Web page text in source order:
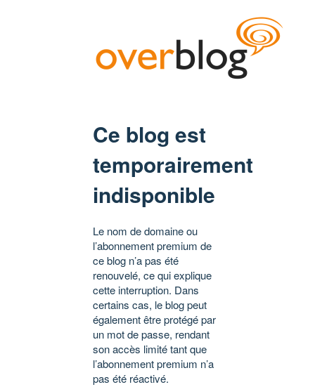
Ce blog est
temporairement
indisponible
Le nom de domaine ou
l’abonnement premium de
ce blog n’a pas été
renouvelé, ce qui explique
cette interruption. Dans
certains cas, le blog peut
également être protégé par
un mot de passe, rendant
son accès limité tant que
l’abonnement premium n’a
pas été réactivé.